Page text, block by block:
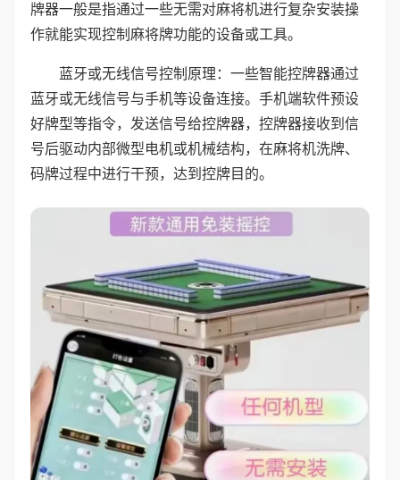
牌器一般是指通过一些无需对麻将机进行复杂安装操
作就能实现控制麻将牌功能的设备或工具。
蓝牙或无线信号控制原理：一些智能控牌器通过
蓝牙或无线信号与手机等设备连接。手机端软件预设
好牌型等指令，发送信号给控牌器，控牌器接收到信
号后驱动内部微型电机或机械结构，在麻将机洗牌、
码牌过程中进行干预，达到控牌目的。